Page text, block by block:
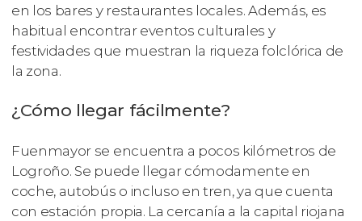
en los bares y restaurantes locales. Además, es
habitual encontrar eventos culturales y
festividades que muestran la riqueza folclórica de
la zona.
¿Cómo llegar fácilmente?
Fuenmayor se encuentra a pocos kilómetros de
Logroño. Se puede llegar cómodamente en
coche, autobús o incluso en tren, ya que cuenta
con estación propia. La cercanía a la capital riojana